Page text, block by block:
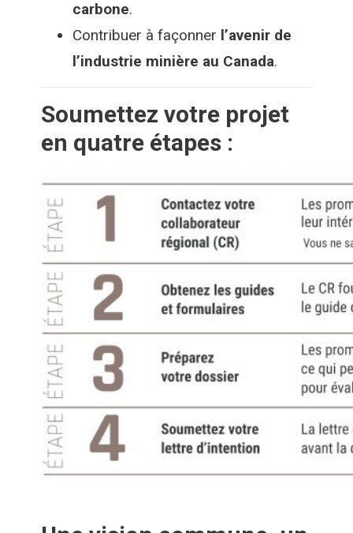
carbone.
Contribuer à façonner l’avenir de
l’industrie minière au Canada.
Soumettez votre projet
en quatre étapes :